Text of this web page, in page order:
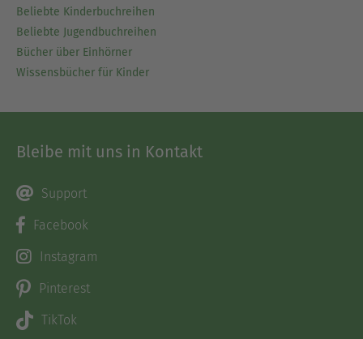
Beliebte Kinderbuchreihen
Beliebte Jugendbuchreihen
Bücher über Einhörner
Wissensbücher für Kinder
Bleibe mit uns in Kontakt
Support
Facebook
Instagram
Pinterest
TikTok